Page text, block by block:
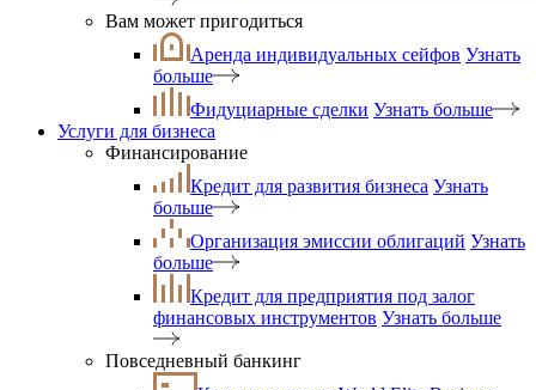
Вам может пригодиться
Аренда индивидуальных сейфов Узнать
больше
Фидуциарные сделки Узнать больше
Услуги для бизнеса
Финансирование
Кредит для развития бизнеса Узнать
больше
Организация эмиссии облигаций Узнать
больше
Кредит для предприятия под залог
финансовых инструментов Узнать больше
Повседневный банкинг